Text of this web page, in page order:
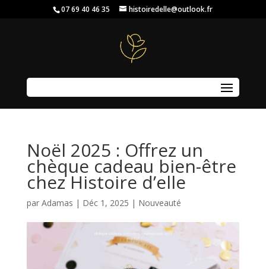
07 69 40 46 35 histoiredelle@outlook.fr
Noël 2025 : Offrez un
chèque cadeau bien-être
chez Histoire d’elle
par Adamas | Déc 1, 2025 | Nouveauté